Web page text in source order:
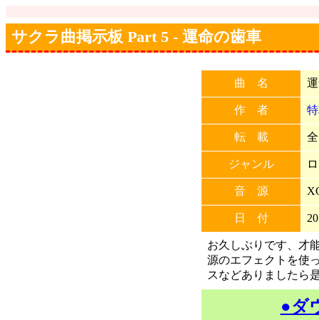
サクラ曲掲示板 Part 5 - 運命の歯車
曲 名
作 者
転 載
ジャンル
音 源
日 付
お久しぶりです、才
源のエフェクトを使
スなどありましたら
●ダ